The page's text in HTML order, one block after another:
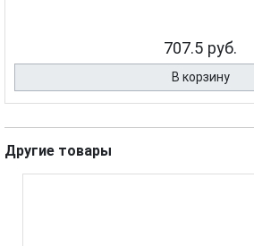
707.5 руб.
В корзину
Другие товары